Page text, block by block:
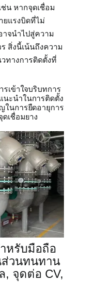
น หากจุดเชื่อม
ยแรงบิดที่ไม่
จนำไปสู่ความ
สิ่งนี้เน้นถึงความ
ทางการติดตั้งที่
เข้าใจบริบทการ
ะนำในการติดตั้ง
ในการยืดอายุการ
เชื่อมยาง
หรับมือถือ
ส่วนทนทาน
, จุดต่อ CV,